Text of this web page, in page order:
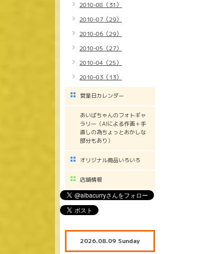
2010-08（31）
2010-07（29）
2010-06（29）
2010-05（27）
2010-04（25）
2010-03（13）
営業日カレンダー
あいばちゃんのフォトギャ
ラリー（AIによる作画＋手
直しの為ちょっとおかしな
部分もあり）
オリジナル商品いろいろ
店舗情報
2026.08.09 Sunday